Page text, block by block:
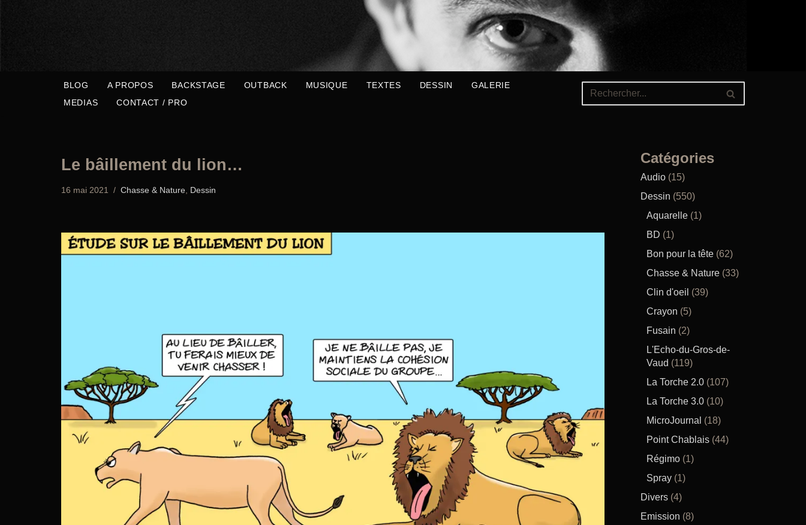
BLOG A PROPOS BACKSTAGE OUTBACK MUSIQUE TEXTES DESSIN
GALERIE
MEDIAS
CONTACT / PRO
Le bâillement du lion…
16 mai 2021 Chasse & Nature Dessin
Catégories
Audio (15)
Dessin (550)
Aquarelle (1)
BD (1)
Bon pour la tête (62)
Chasse & Nature (33)
Clin d'oeil (39)
Crayon (5)
Fusain (2)
L'Echo-du-Gros-de-
Vaud (119)
La Torche 2.0 (107)
La Torche 3.0 (10)
MicroJournal (18)
Point Chablais (44)
Régimo (1)
Spray (1)
Divers (4)
Emission (8)